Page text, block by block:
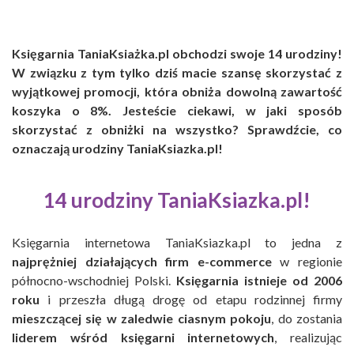
Księgarnia TaniaKsiażka.pl obchodzi swoje 14 urodziny!
W związku z tym tylko dziś macie szansę skorzystać z
wyjątkowej promocji, która obniża dowolną zawartość
koszyka o 8%. Jesteście ciekawi, w jaki sposób
skorzystać z obniżki na wszystko? Sprawdźcie, co
oznaczają urodziny TaniaKsiazka.pl!
14 urodziny TaniaKsiazka.pl!
Księgarnia internetowa TaniaKsiazka.pl to jedna z
najprężniej działających firm e-commercew regionie
północno-wschodniej Polski. Księgarnia istnieje od 2006
roku i przeszła długą drogę od etapu rodzinnej firmy
mieszczącej się w zaledwie ciasnym pokoju , do zostania
liderem wśród księgarni internetowych , realizując